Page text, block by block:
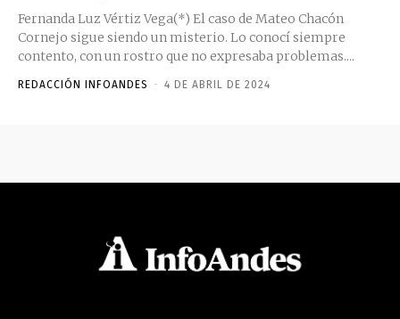
Fernanda Luz Vértiz Vega(*) El caso de Mateo Chacón
Cornejo sigue siendo un misterio. Lo conocí siempre
contento, con un rostro que no expresaba problemas....
REDACCIÓN INFOANDES - 4 DE ABRIL DE 2024